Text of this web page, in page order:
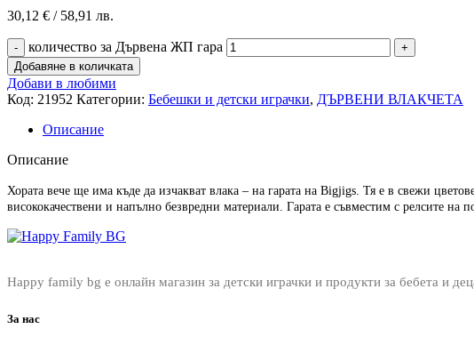
30,12 € / 58,91 лв.
количество за Дървена ЖП гара
Добавяне в количката
Добави в любими
Код: 21952 Категории: Бебешки и детски играчки, ДЪРВЕНИ ВЛАКЧЕТА
Описание
Описание
Хората вече ще има къде да изчакват влака – на гарата на Bigjigs. Тя е в свежи
висококачествени и напълно безвредни материали. Гарата е съвместим с релсите на
Happy family bg е онлайн магазин за детски играчки и продукти за бебета и
За нас